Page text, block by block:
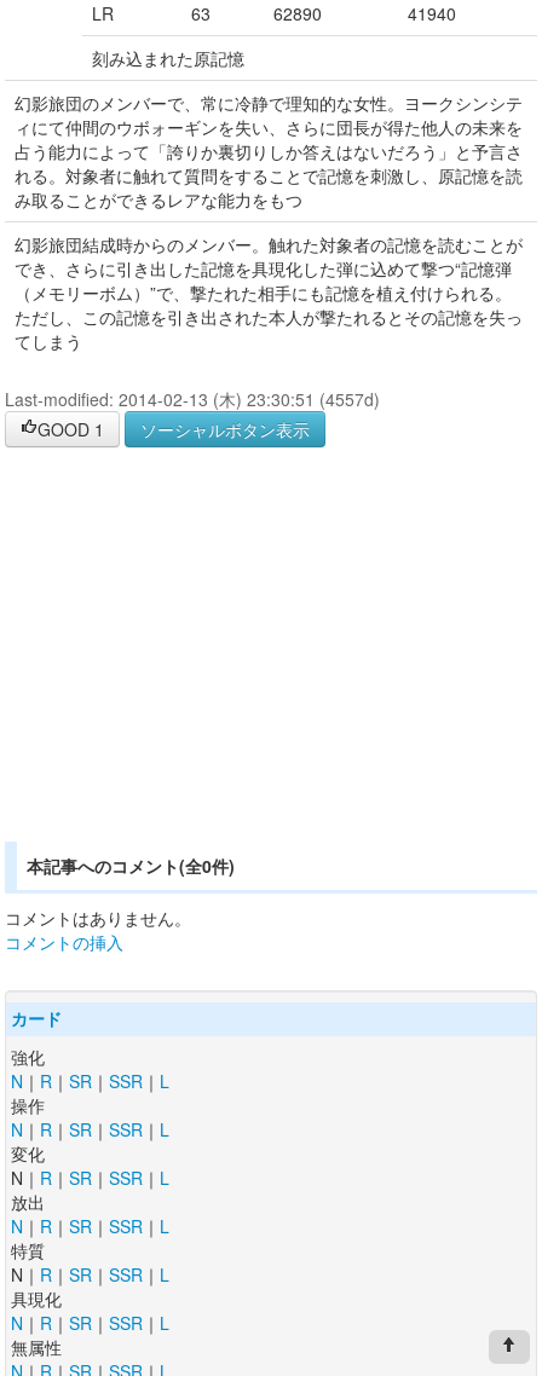
LR
63 62890
41940
刻み込まれた原記憶
幻影旅団のメンバーで、常に冷静で理知的な女性。ヨークシンシテ
ィにて仲間のウボォーギンを失い、さらに団長が得た他人の未来を
占う能力によって「誇りか裏切りしか答えはないだろう」と予言さ
れる。対象者に触れて質問をすることで記憶を刺激し、原記憶を読
み取ることができるレアな能力をもつ
幻影旅団結成時からのメンバー。触れた対象者の記憶を読むことが
でき、さらに引き出した記憶を具現化した弾に込めて撃つ“記憶弾
（メモリーボム）”で、撃たれた相手にも記憶を植え付けられる。
ただし、この記憶を引き出された本人が撃たれるとその記憶を失っ
てしまう
Last-modified: 2014-02-13 (木) 23:30:51 (4557d)
GOOD 1 ソーシャルボタン表示
本記事へのコメント(全0件)
コメントはありません。
コメントの挿入
カード
強化
N ｜ R ｜ SR ｜ SSR ｜ L
操作
N ｜ R ｜ SR ｜ SSR ｜ L
変化
N｜ R ｜ SR ｜ SSR ｜ L
放出
N ｜ R ｜ SR ｜ SSR ｜ L
特質
N｜ R ｜ SR ｜ SSR ｜ L
具現化
N ｜ R ｜ SR ｜ SSR ｜ L
無属性